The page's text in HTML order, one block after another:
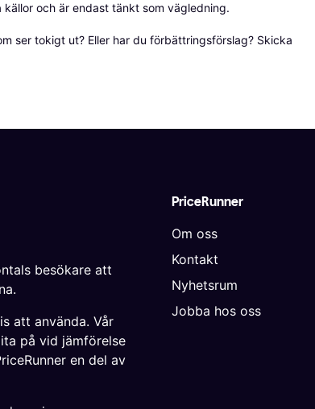
och är endast tänkt som vägledning.
ser tokigt ut? Eller har du förbättringsförslag? Skicka
PriceRunner
Om oss
Kontakt
Nyhetsrum
Jobba hos oss
besökare att
att använda. Vår
på vid jämförelse
en del av